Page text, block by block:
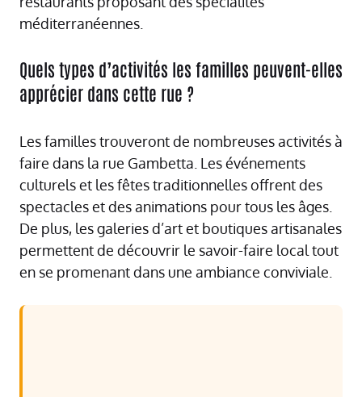
méditerranéennes.
Quels types d’activités les familles peuvent-elles
apprécier dans cette rue ?
Les familles trouveront de nombreuses activités à
faire dans la rue Gambetta. Les événements
culturels et les fêtes traditionnelles offrent des
spectacles et des animations pour tous les âges.
De plus, les galeries d’art et boutiques artisanales
permettent de découvrir le savoir-faire local tout
en se promenant dans une ambiance conviviale.